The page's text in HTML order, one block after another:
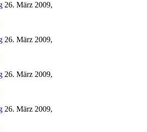
26. März 2009,
26. März 2009,
26. März 2009,
26. März 2009,